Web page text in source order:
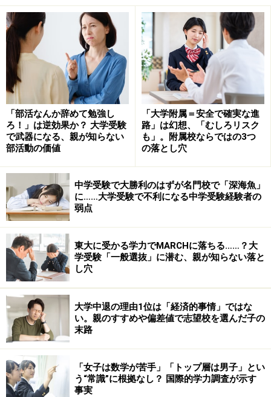
「部活なんか辞めて勉強し
ろ！」は逆効果か？ 大学受験
で武器になる、親が知らない
部活動の価値
「大学附属＝安全で確実な進
路」は幻想、「むしろリスク
も」。附属校ならではの3つ
の落とし穴
中学受験で大勝利のはずが名門校で「深海魚」
に……大学受験で不利になる中学受験経験者の
弱点
東大に受かる学力でMARCHに落ちる……？大
学受験「一般選抜」に潜む、親が知らない落と
し穴
大学中退の理由1位は「経済的事情」ではな
い。親のすすめや偏差値で志望校を選んだ子の
末路
「女子は数学が苦手」「トップ層は男子」とい
う“常識”に根拠なし？ 国際的学力調査が示す
事実